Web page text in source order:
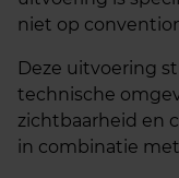
niet op
Deze uitvoering
technische
zichtbaarheid en
in combinatie